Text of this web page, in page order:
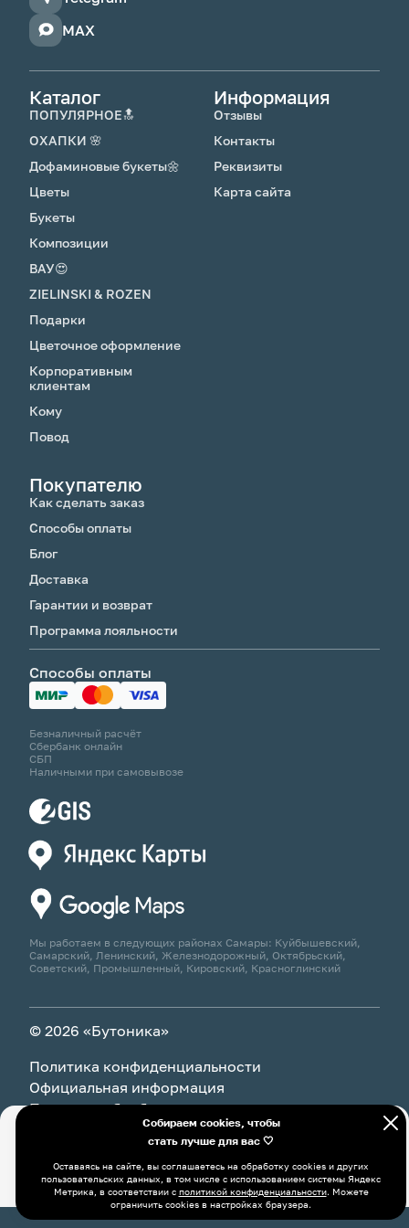
9 825 ₽
и обновляй срез. На 2-3 день добавь
подкормку для цветов, которую получил с
MAX
Каталог
ПОПУЛЯРНОЕ🔝
ОХАПКИ 🌸
Дофаминовые букеты🌼
Цветы
Букеты
Композиции
ВАУ😍
ZIELINSKI & ROZEN
Подарки
Цветочное оформление
Корпоративным
клиентам
Кому
Повод
Информация
Отзывы
Контакты
Реквизиты
Карта сайта
Покупателю
Как сделать заказ
Способы оплаты
Блог
Доставка
Гарантии и возврат
Программа лояльности
Способы оплаты
Безналичный расчёт
Сбербанк онлайн
СБП
Наличными при самовывозе
Мы работаем в следующих районах Самары: Куйбышевский,
Самарский, Ленинский, Железнодорожный, Октябрьский,
Советский, Промышленный, Кировский, Красноглинский
© 2026 «Бутоника»
Политика конфиденциальности
Официальная информация
Политика обработки персональных данных
Оставаясь на сайте, вы соглашаетесь на обработку cookies и
использованием системы Яндекс Метрика, в соответствии с
политикой конфиденциальности. Можете ограничить cookies в
настройках браузера.
Собираем cookies, чтобы
стать лучше для вас 🤍
Оставаясь на сайте, вы соглашаетесь на обработку cookies и других
пользовательских данных, в том числе с использованием системы Яндекс
Метрика, в соответствии с политикой конфиденциальности. Можете
ограничить cookies в настройках браузера.